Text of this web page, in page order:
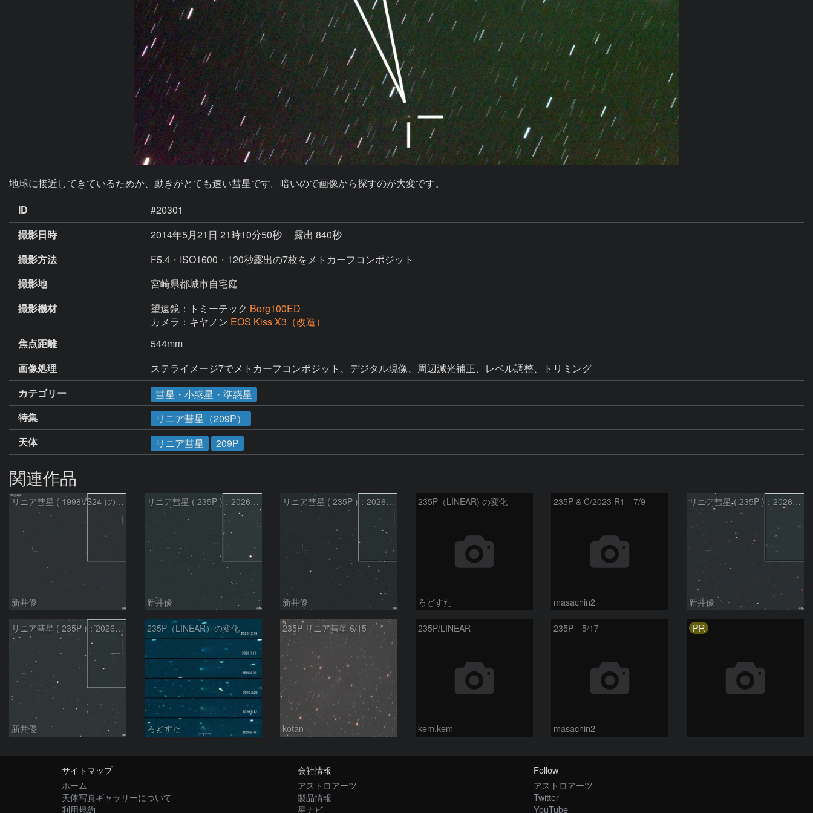
地球に接近してきているためか、動きがとても速い彗星です。暗いので画像から探すのが大変です。
ID
#20301
撮影日時
2014年5月21日 21時10分50秒
露出 840秒
撮影方法
F5.4・ISO1600・120秒露出の7枚をメトカーフコンポジット
撮影地
宮崎県都城市自宅庭
撮影機材
望遠鏡：トミーテック Borg100ED
カメラ：キヤノン EOS Kiss X3（改造）
焦点距離
544mm
画像処理
ステライメージ7でメトカーフコンポジット、デジタル現像、周辺減光補正、レベル調整、トリミング
カテゴリー
彗星・小惑星・準惑星
特集
リニア彗星（209P）
天体
リニア彗星 209P
関連作品
リニア彗星 ( 1998VS24 )の予報位置：2026/07/27
新井優
リニア彗星 ( 235P )：2026/07/09
新井優
リニア彗星 ( 235P )：2026/07/08
新井優
235P（LINEAR) の変化
ろどすた
235P & C/2023 R1 7/9
masachin2
リニア彗星 ( 235P )：2026/05/20
新井優
リニア彗星 ( 235P )：2026/05/29
新井優
235P（LINEAR）の変化
ろどすた
235P リニア彗星 6/15
kotan
235P/LINEAR
kem.kem
235P 5/17
masachin2
PR
サイトマップ
ホーム
天体写真ギャラリーについて
利用規約
会社情報
アストロアーツ
製品情報
星ナビ
Follow
アストロアーツ
Twitter
YouTube